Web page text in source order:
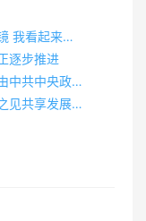
马云带国际奥委会主席体验虚拟试衣镜 我看起来更帅了
逐步推进
文一波、刘强东、马化腾等受邀参加由中共中央政治局常委、国务院副总理汪洋主持的民营企业家迎春座谈会
山东老字号企业协会会长：摒弃门户之见共享发展经验